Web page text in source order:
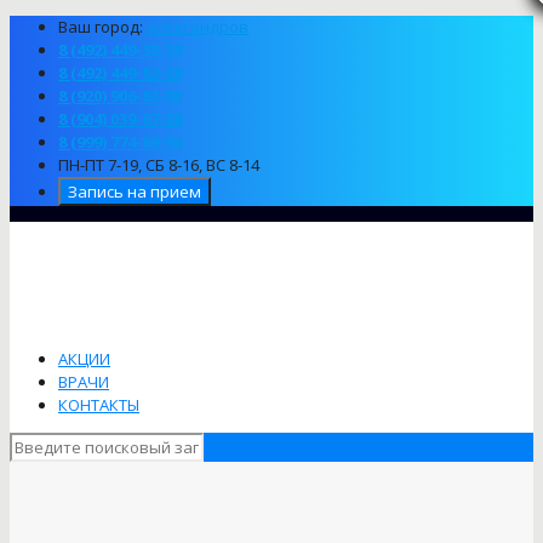
Ваш город: Александров
8 (492) 449-38-39
8 (492) 449-82-29
8 (920) 906-83-80
8 (904) 039-67-68
8 (999) 774-89-94
ПН-ПТ 7-19, СБ 8-16, ВС 8-14
Запись на прием
АКЦИИ
ВРАЧИ
КОНТАКТЫ